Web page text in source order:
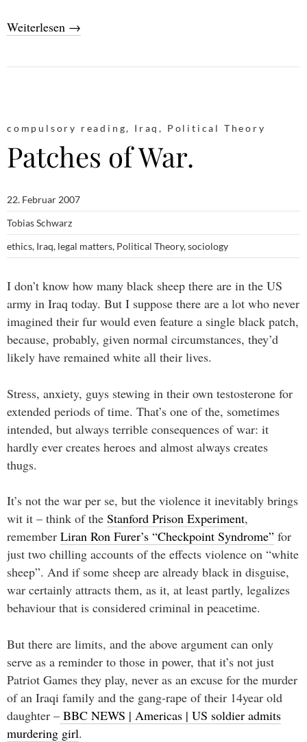
Weiterlesen →
compulsory reading, Iraq, Political Theory
Patches of War.
22. Februar 2007
Tobias Schwarz
ethics, Iraq, legal matters, Political Theory,sociology
I don’t know how many black sheep there are in the US
army in Iraq today. But I suppose there are a lot who never
imagined their fur would even feature a single black patch,
because, probably, given normal circumstances, they’d
likely have remained white all their lives.
Stress, anxiety, guys stewing in their own testosterone for
extended periods of time. That’s one of the, sometimes
intended, but always terrible consequences of war: it
hardly ever creates heroes and almost always creates
thugs.
It’s not the war per se, but the violence it inevitably brings
wit it – think of the Stanford Prison Experiment,
remember Liran Ron Furer’s “Checkpoint Syndrome” for
just two chilling accounts of the effects violence on “white
sheep”. And if some sheep are already black in disguise,
war certainly attracts them, as it, at least partly, legalizes
behaviour that is considered criminal in peacetime.
But there are limits, and the above argument can only
serve as a reminder to those in power, that it’s not just
Patriot Games they play, never as an excuse for the murder
of an Iraqi family and the gang-rape of their 14year old
daughter – BBC NEWS | Americas | US soldier admits
murdering girl.